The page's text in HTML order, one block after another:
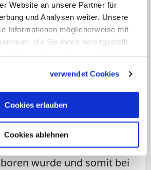
Website an unsere Partner für
und Analysen weiter. Unsere
Informationen möglicherweise mit
die Sie ihnen bereitgestellt
verwendet Cookies
Cookies erlauben
Cookies ablehnen
Papst zum
nicht ganz eindeutig zu
den entsprechenden
kann.Coelestin V.
mindestens 78 Jahre alt –
auf das
Jahr 1215 datiert.
ist jedoch, dass er um
wurde und somit bei